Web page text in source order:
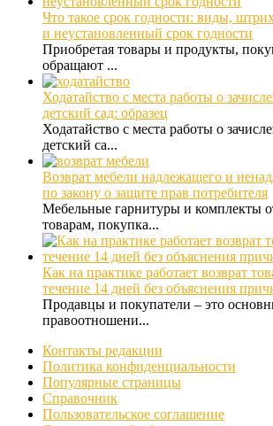
Что такое срок годности: виды,
и неустановленный срок годности
Приобретая товары и продукты,
обращают ...
Ходатайство с места работы о
детский сад: образец
Ходатайство с места работы о
детский са...
Возврат мебели надлежащего и
по закону о защите прав потребителя
Мебельные гарнитуры и комплекты
товарам, покупка...
Как на практике работает возврат
течение 14 дней без объяснения
Продавцы и покупатели – это
правоотношени...
Контакты редакции
Политика конфиденциальности
Популярные страницы
Справочник
Пользовательское соглашение